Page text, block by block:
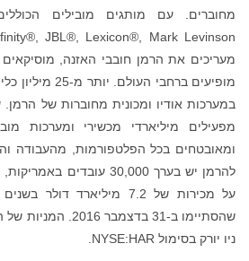
מעריכים את הרמן חובבי האזנה,
מופיעים ברחבי
במערכות אודיו ומכונית מחוברות של
מפעילים מיליארדי מכשירי ומערכות
ומאובטחים בכל הפלטפורמות, מהעבודה
להרמן יש בערך 30,000
על מכירות של 7.2 מיליארד
שהסתיימו ב-31
ניו יורק בסימול NYSE:HAR.